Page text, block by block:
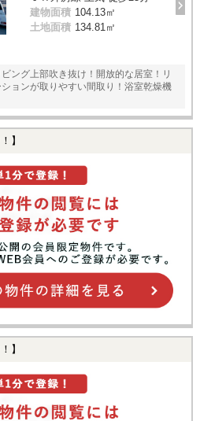
建物面積 104.13㎡
土地面積 134.81㎡
ング上部吹き抜け！開放的な居室！リ
ョンが取りやすい間取り！浴室乾燥機
】
】